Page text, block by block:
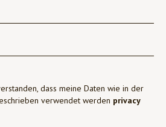
dass meine Daten wie in der
verwendet werden privacy